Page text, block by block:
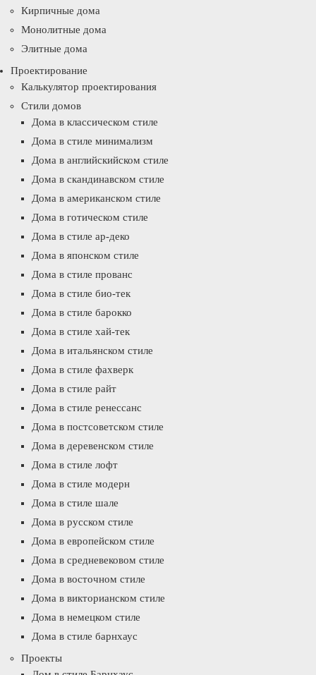
Кирпичные дома
Монолитные дома
Элитные дома
Проектирование
Калькулятор проектирования
Стили домов
Дома в классическом стиле
Дома в стиле минимализм
Дома в английскийском стиле
Дома в скандинавском стиле
Дома в американском стиле
Дома в готическом стиле
Дома в стиле ар-деко
Дома в японском стиле
Дома в стиле прованс
Дома в стиле био-тек
Дома в стиле барокко
Дома в стиле хай-тек
Дома в итальянском стиле
Дома в стиле фахверк
Дома в стиле райт
Дома в стиле ренессанс
Дома в постсоветском стиле
Дома в деревенском стиле
Дома в стиле лофт
Дома в стиле модерн
Дома в стиле шале
Дома в русском стиле
Дома в европейском стиле
Дома в средневековом стиле
Дома в восточном стиле
Дома в викторианском стиле
Дома в немецком стиле
Дома в стиле барнхаус
Проекты